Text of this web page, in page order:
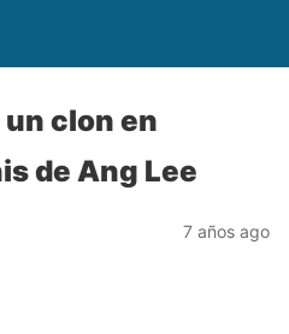
clon en
de Ang Lee
7 años ago